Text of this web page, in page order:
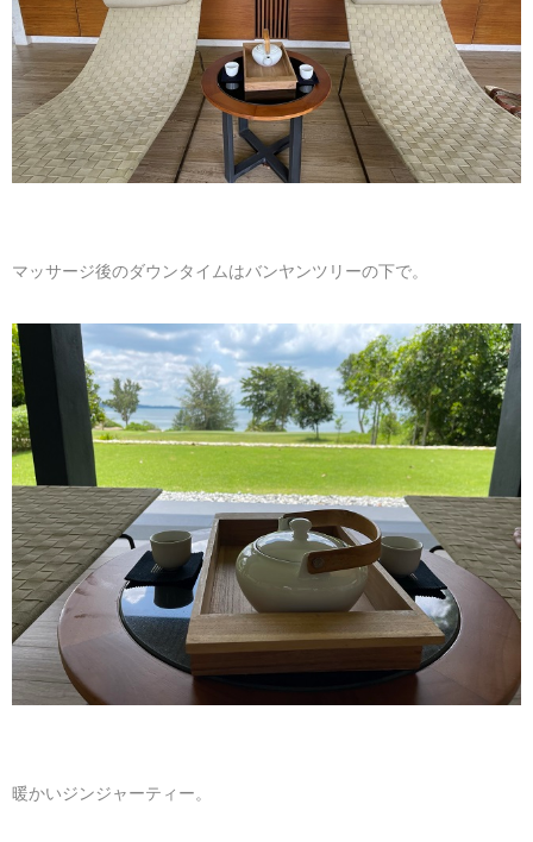
マッサージ後のダウンタイムはバンヤンツリーの下で。
暖かいジンジャーティー。